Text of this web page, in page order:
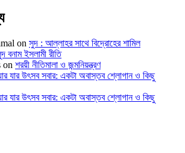
on সুদ : আল্লাহর সাথে বিদ্রোহের শামিল
বনাম ইসলামী রীতি
on শরয়ী নীতিমালা ও জন্মনিয়ন্ত্রণ
যার উৎসব সবার: একটা অবাস্তব শ্লোগান ও কিছু
যার উৎসব সবার: একটা অবাস্তব শ্লোগান ও কিছু